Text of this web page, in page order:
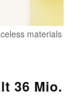
materials
36 Mio.